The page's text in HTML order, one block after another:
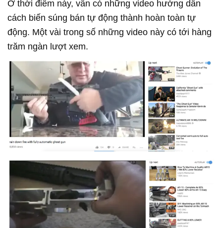
Ở thời điểm này, vẫn có những video hướng dẫn
cách biến súng bán tự động thành hoàn toàn tự
động. Một vài trong số những video này có tới hàng
trăm ngàn lượt xem.